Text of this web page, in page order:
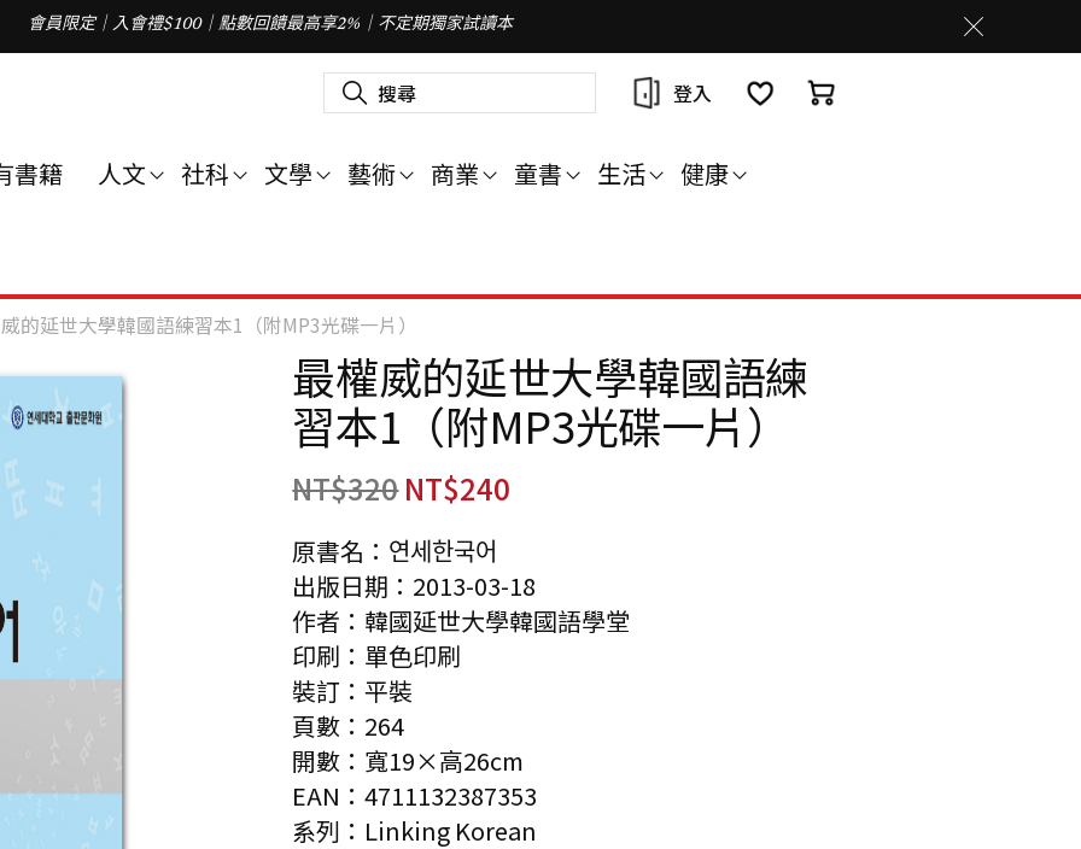
會員限定｜入會禮$100｜點數回饋最高享2%｜不定期獨家試讀本
搜
尋
字
登入
書籍 人文 社科 文學 藝術 商業 童書 生活 健康
的延世大學韓國語練習本1（附MP3光碟一片）
最權威的延世大學韓國語練
習本1（附MP3光碟一片）
NT$320NT$240
原書名：연세한국어
出版日期：2013-03-18
作者：韓國延世大學韓國語學堂
印刷：單色印刷
裝訂：平裝
頁數：264
開數：寬19×高26cm
EAN：4711132387353
系列：Linking Korean